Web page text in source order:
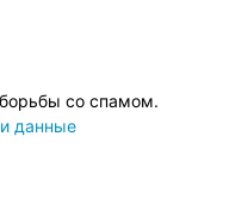
борьбы со спамом.
данные